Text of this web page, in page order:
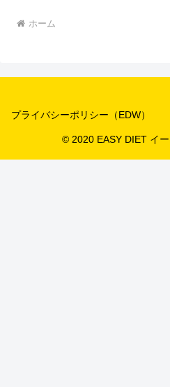
ホーム
プライバシーポリシー（EDW）
© 2020 EASY DIET イ